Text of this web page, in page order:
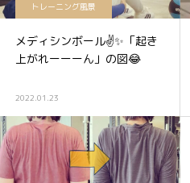
トレーニング風景
メディシンボール✌️✨「起き
上がれーーーん」の図😂
2022.01.23